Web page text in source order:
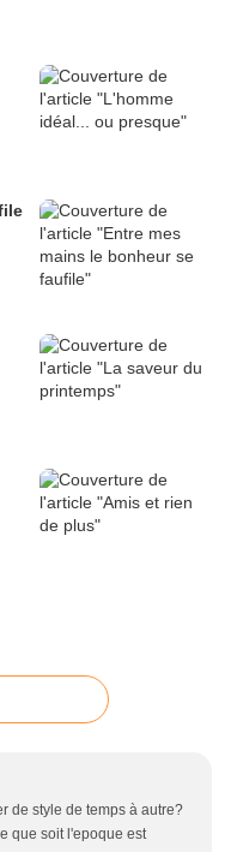
de style de temps à autre?
que soit l'epoque est